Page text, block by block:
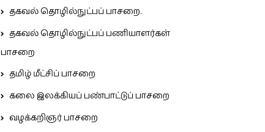
தகவல் தொழில்நுட்பப் பாசறை.
தகவல் தொழில்நுட்பப் பணியாளர்கள்
பாசறை
தமிழ் மீட்சிப் பாசறை
கலை இலக்கியப் பண்பாட்டுப் பாசறை
வழக்கறிஞர் பாசறை